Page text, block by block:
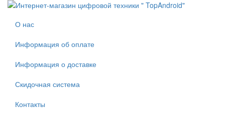
О нас
Информация об оплате
Информация о доставке
Скидочная система
Контакты